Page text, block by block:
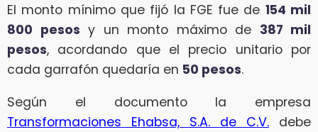
El monto mínimo que fijó la FGE fue de 154 mil
800 pesos y un monto máximo de 387 mil
pesos, acordando que el precio unitario por
cada garrafón quedaría en 50 pesos.
Según el documento la empresa
Transformaciones Ehabsa, S.A. de C.V. debe